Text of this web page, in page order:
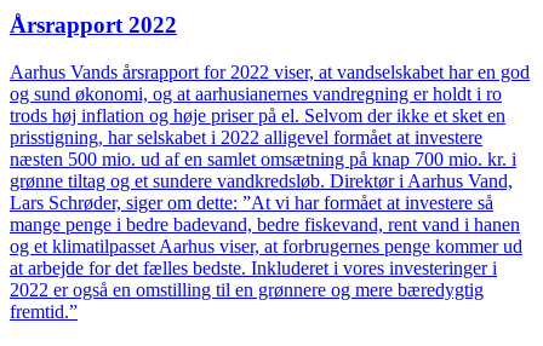
Årsrapport 2022
Aarhus Vands årsrapport for 2022 viser, at vandselskabet har en god
og sund økonomi, og at aarhusianernes vandregning er holdt i ro
trods høj inflation og høje priser på el. Selvom der ikke et sket en
prisstigning, har selskabet i 2022 alligevel formået at investere
næsten 500 mio. ud af en samlet omsætning på knap 700 mio. kr. i
grønne tiltag og et sundere vandkredsløb. Direktør i Aarhus Vand,
Lars Schrøder, siger om dette: ”At vi har formået at investere så
mange penge i bedre badevand, bedre fiskevand, rent vand i hanen
og et klimatilpasset Aarhus viser, at forbrugernes penge kommer ud
at arbejde for det fælles bedste. Inkluderet i vores investeringer i
2022 er også en omstilling til en grønnere og mere bæredygtig
fremtid.”